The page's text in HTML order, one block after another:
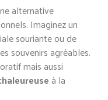
alternative
Imaginez un
souriante ou de
souvenirs agréables.
mais aussi
à la